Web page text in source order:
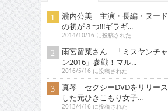
瀧内公美 主演・長編・ヌード
の初が３つ!!!ギラギ...
2014/10/16 に投稿された
雨宮留菜さん 「ミスヤンチャ
ン2016」参戦！マル...
2016/5/16 に投稿された
真琴 セクシーDVDをリリース
した元ひきこもり女子...
2013/4/16 に投稿された